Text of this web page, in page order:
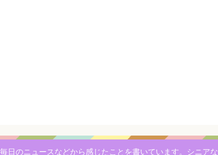
毎日のニュースなどから感じたことを書いています。シニアな